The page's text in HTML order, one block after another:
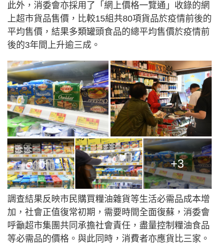
此外，消委會亦採用了「網上價格一覽通」收錄的網
上超市貨品售價，比較15組共80項貨品於疫情前後的
平均售價，結果多類罐頭食品的總平均售價於疫情前
後的3年間上升逾三成。
+3
調查結果反映市民購買糧油雜貨等生活必需品成本增
加，社會正值復常初期，需要時間全面復蘇，消委會
呼籲超市集團共同承擔社會責任，盡量控制糧油食品
等必需品的價格。與此同時，消費者亦應貨比三家。